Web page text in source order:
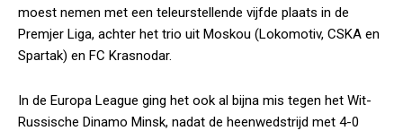
moest nemen met een teleurstellende vijfde plaats in de
Premjer Liga, achter het trio uit Moskou (Lokomotiv, CSKA en
Spartak) en FC Krasnodar.
In de Europa League ging het ook al bijna mis tegen het Wit-
Russische Dinamo Minsk, nadat de heenwedstrijd met 4-0